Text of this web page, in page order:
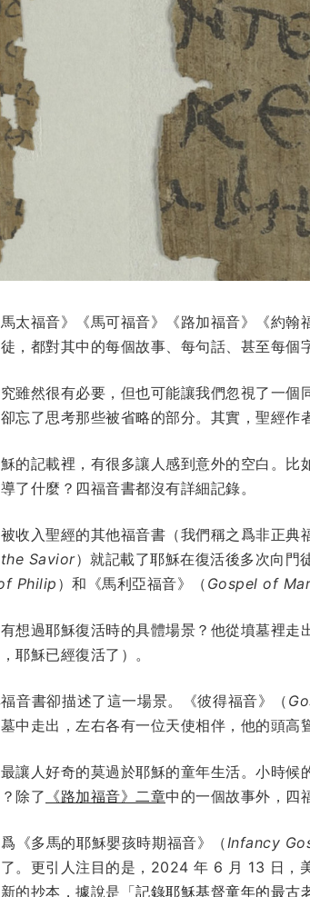
太福音》《馬可福音》《路加福音》《約
，都對其中的每個故事、每句話、甚至每個
雖然很有必要，但也可能讓我們忽視了一
忘了思考那些被省略的部分。其實，聖經作
的記載裡，有很多讓人感到意外的空白。
了什麼？四福音書都沒有詳細記錄。
收入聖經的其他福音書（我們稱之爲非正
Savior）就記載了耶穌在復活後多次向門
Philip ）和《馬利亞福音》（ Gospel of
想過耶穌復活時的具體場景？他從墳墓裡
耶穌已經復活了）。
音書卻描述了這一場景。《彼得福音》（
中走出，左右各有一位天使相伴，他的頭高
讓人好奇的莫過於耶穌的童年生活。小時
除了 《路加福音》二章中的一個故事外，四
《多馬的耶穌嬰孩時期福音》（ Infancy
。更引人注目的是，2024 年 6 月 13 日，
的抄本，據說是「記錄耶穌基督童年的最古